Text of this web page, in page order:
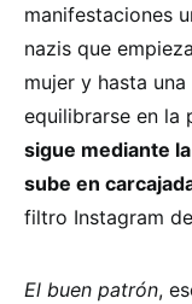
manifestaciones
nazis que
mujer y hasta
equilibrarse en la
sigue mediante
sube en
filtro Instagram
El buen patrón,